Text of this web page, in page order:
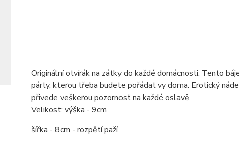
Originální otvírák na zátky do každé domácnosti. Tento
párty, kterou třeba budete pořádat vy doma. Erotický
přivede veškerou pozornost na každé oslavě.
Velikost: výška - 9cm
šířka - 8cm - rozpětí paží